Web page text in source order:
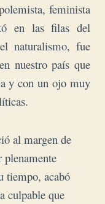
feminista
en las filas del
naturalismo, fue
nuestro país que
y con un ojo muy
al margen de
plenamente
tiempo, acabó
culpable que